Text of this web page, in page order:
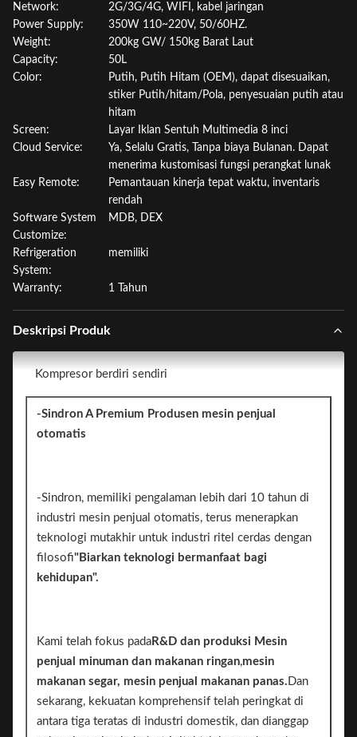
Network:
2G/3G/4G, WIFI, kabel jaringan
Power Supply:
350W 110~220V, 50/60HZ.
Weight:
200kg GW/ 150kg Barat Laut
Capacity:
50L
Color:
Putih, Putih Hitam (OEM), dapat disesuaikan,
stiker Putih/hitam/Pola, penyesuaian putih atau
hitam
Screen:
Layar Iklan Sentuh Multimedia 8 inci
Cloud Service:
Ya, Selalu Gratis, Tanpa biaya Bulanan. Dapat
menerima kustomisasi fungsi perangkat lunak
Easy Remote:
Pemantauan kinerja tepat waktu, inventaris
rendah
Software System
Customize:
MDB, DEX
Refrigeration
System:
memiliki
Warranty: 1 Tahun
Deskripsi Produk
Kompresor berdiri sendiri
-Sindron A Premium Produsen mesin penjual
otomatis
-Sindron, memiliki pengalaman lebih dari 10 tahun di
industri mesin penjual otomatis, terus menerapkan
teknologi mutakhir untuk industri ritel cerdas dengan
filosofi"Biarkan teknologi bermanfaat bagi
kehidupan".
Kami telah fokus pada R&D dan produksi Mesin
penjual minuman dan makanan ringan,mesin
makanan segar, mesin penjual makanan panas. Dan
sekarang, kekuatan komprehensif telah peringkat di
antara tiga teratas di industri domestik, dan dianggap